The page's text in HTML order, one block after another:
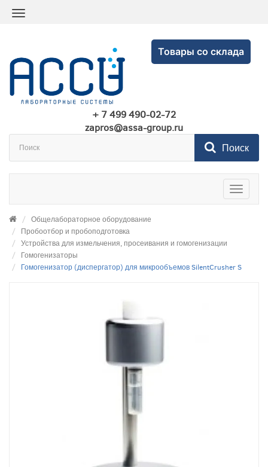
Товары со склада
+ 7 499 490-02-72
zapros@assa-group.ru
Поиск
Toggle
Общелабораторное оборудование
Пробоотбор и пробоподготовка
Устройства для измельчения, просеивания и гомогенизации
Гомогенизаторы
Гомогенизатор (диспергатор) для микрообъемов SilentCrusher S